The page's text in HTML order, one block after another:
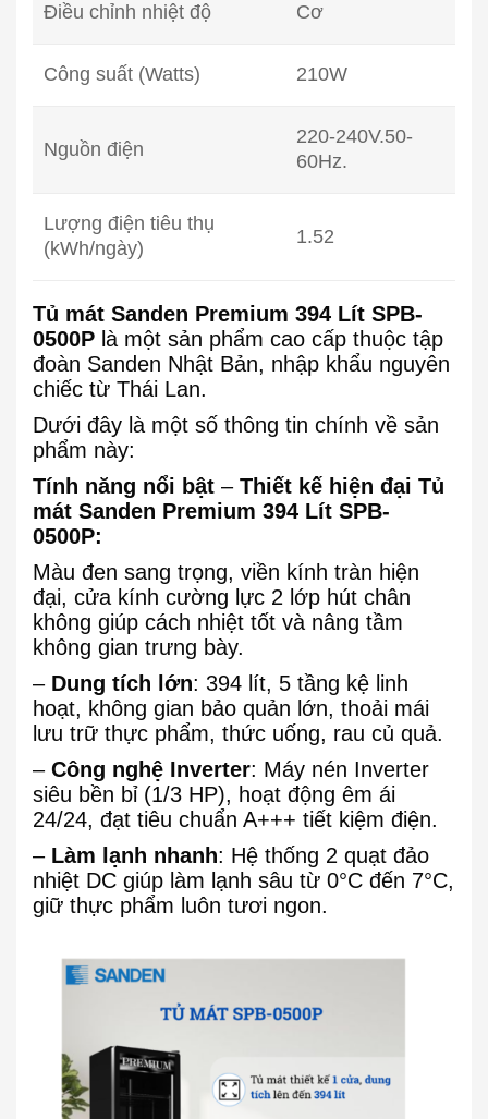
Điều chỉnh nhiệt độ Cơ
Công suất (Watts) 210W
Nguồn điện
220-240V.50-
60Hz.
Lượng điện tiêu thụ
(kWh/ngày)
1.52
Tủ mát Sanden Premium 394 Lít SPB-
0500P là một sản phẩm cao cấp thuộc tập
đoàn Sanden Nhật Bản, nhập khẩu nguyên
chiếc từ Thái Lan.
Dưới đây là một số thông tin chính về sản
phẩm này:
Tính năng nổi bật – Thiết kế hiện đại Tủ
mát Sanden Premium 394 Lít SPB-
0500P:
Màu đen sang trọng, viền kính tràn hiện
đại, cửa kính cường lực 2 lớp hút chân
không giúp cách nhiệt tốt và nâng tầm
không gian trưng bày.
– Dung tích lớn: 394 lít, 5 tầng kệ linh
hoạt, không gian bảo quản lớn, thoải mái
lưu trữ thực phẩm, thức uống, rau củ quả.
– Công nghệ Inverter: Máy nén Inverter
siêu bền bỉ (1/3 HP), hoạt động êm ái
24/24, đạt tiêu chuẩn A+++ tiết kiệm điện.
– Làm lạnh nhanh: Hệ thống 2 quạt đảo
nhiệt DC giúp làm lạnh sâu từ 0°C đến 7°C,
giữ thực phẩm luôn tươi ngon.